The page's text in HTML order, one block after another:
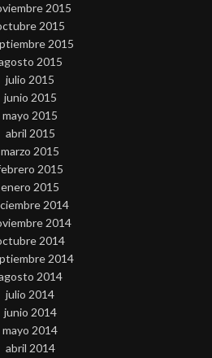
2015
2015
2015
2015
julio 2015
junio 2015
mayo 2015
abril 2015
marzo 2015
2015
enero 2015
2014
2014
2014
2014
2014
julio 2014
junio 2014
mayo 2014
abril 2014